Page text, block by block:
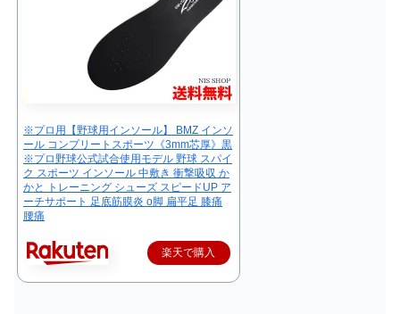
※プロ用【野球用インソール】 BMZ インソ
ール コンプリートスポーツ《3mm芯厚》黒
※プロ野球公式試合使用モデル 野球 スパイ
ク スポーツ インソール 中敷き 衝撃吸収 か
かと トレーニング シューズ スピードUP ア
ーチサポート 足底筋膜炎 o脚 扁平足 膝痛
腰痛
楽天で購入